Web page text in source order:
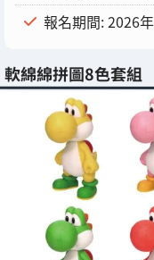
報名期間: 2026
軟綿綿拼圖8色套組